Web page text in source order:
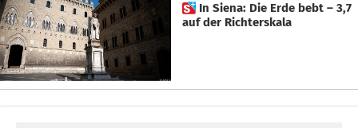
 In Siena: Die Erde bebt – 3,7
auf der Richterskala